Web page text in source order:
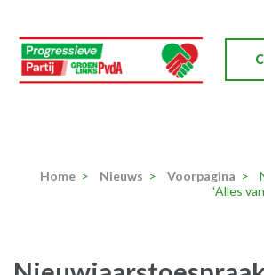
naar
inhoud
(Druk
Home > Nieuws > Voorpagina >
“Alles